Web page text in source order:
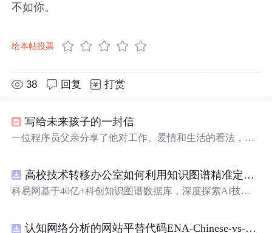
不如你。
给本帖投票
38 回复 打赏
写给未来孩子的一封信
一位程序员父亲分享了他对工作、爱情和生活的看法，以
高校技术转移办公室如何利用知识图谱精准定位产业需求与技术适配点？.docx
科易网基于40亿+科创知识图谱数据库，深度探索AI技术
新领域的AI+数智化解决方案，推动科技创新与产业创新认知网络分析的网站平替代码ENA-Chinese-vs-English-reproducible.zip